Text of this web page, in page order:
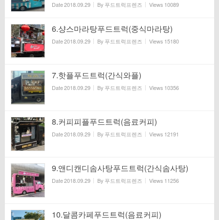
Date2018.09.29 By 푸드트럭프렌즈 Views 10089
6.샹스마라탕푸드트럭(중식마라탕)
Date2018.09.29 By 푸드트럭프렌즈 Views 15180
7.핫플푸드트럭(간식와플)
Date2018.09.29 By 푸드트럭프렌즈 Views 10356
8.커피피플푸드트럭(음료커피)
Date2018.09.29 By 푸드트럭프렌즈 Views 12191
9.앤디캔디솜사탕푸드트럭(간식솜사탕)
Date2018.09.29 By 푸드트럭프렌즈 Views 11256
10.달콤카페푸드트럭(음료커피)